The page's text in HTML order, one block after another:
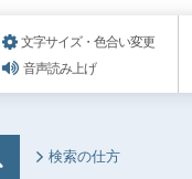
文字サイズ・色合い変更
音声読み上げ
検索の仕方